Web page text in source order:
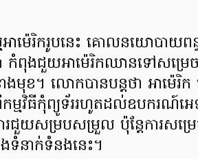
ាម៉េរិករូបនេះ គោលនយោបាយព
កំពុងជួយអាម៉េរិកឈានទៅសម្រ
មុខ។ លោកបានបន្តថា អាម៉េរិក
ម្មវិធីកុំព្យូទ័ររហូតដល់ឧបករណ៍អ
រជួយសម្របសម្រួល ប៉ុន្តែការសម្រេ
ទំនាក់ទំនងនេះ។